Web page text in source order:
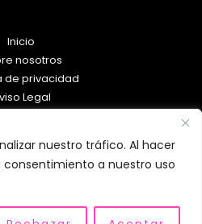
nuestro tráfico. Al hacer
consentimiento a nuestro uso
Inicio
nosotros
de privacidad
Legal